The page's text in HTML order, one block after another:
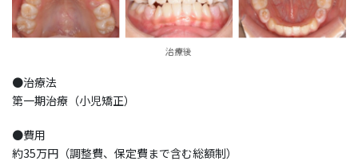
●治療法
第一期治療（小児矯正）
●費用
約35万円（調整費、保定費まで含む総額制）